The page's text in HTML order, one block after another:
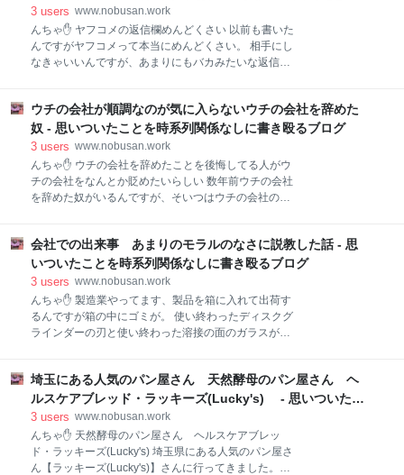
と挽肉とパセリになってます。 玉ネギはフライ
食 実はここで大失敗！ 粉末スープかと思って先にチー
ズ投入してしまいました(/ω＼) とりあえずいつものよ
うに😅 先入れ粉末スープと（先に入れましたが）あと
から入れるチーズのふりかけになります。 かやくは先
す😅 まあ、食べれば同じってことで。 混ぜるとかす
かにチーズの香りが。 麺は普通のスーパーカップの麺
ですね。 すすると味噌とチーズの風味
殴るブログ
3 users www.nobusan.work
んちゃ✋ ヤフコメの返信欄めんどくさい 以前も書いた
んですがヤフコメって本当にめんどくさい。 相手にし
なきゃいいんですが、あまりにもバカみたいな返信が
トしたくなっちゃうんですよね😅 ヤフコメでの出来事
この前のこと、緊急事態宣言が出た後にコロナの東京
都のコロナの感染者（陽性者だと思うが感染者って書
いてあった）が1,000人下回ったってYahoo！ニュース
になってたので、コメントで「検査数が分からないか
ら、人数だけじゃなくて検査数に対して何人かを教え
たがる奴が数人現れました。 ①東京都のサイトで発表
してるから自分で調べろ うん、そんなこと言いたいん
じゃないのよ。 ニュースで発表するのは人数だけじゃ
ウチの会社が順調なのが気に入らないウチの会社を辞めた
奴 - 思いついたことを時系列関係なしに書き殴るブログ
3 users www.nobusan.work
んちゃ✋ ウチの会社を辞めたことを後悔してる人がウ
チの会社をなんとか貶めたいらしい 数年前ウチの会社
を辞めた奴がいるんですが、そいつはウチの会社の社
長に「こんなんじゃやってられません、もう辞めま
す」って辞めていった。 本当は辞めたくなかったんだ
と思う、社長が止めてくれてわがままを聞いてくれる
とでも思ったんでしょう。 そうはいかないです、社長
は一切止める気配もなく「わかった、じゃいつにす
る？」ってすぐに辞めることが決定。 本人は強がって
めた後もウチの会社が気になるらしく、社長がいない
時間帯を見計らってちょいちょい様子見に来てる。 最
近はウチの会社もISO取得したり、HP作ったり組織も
ちゃんとしてき
会社での出来事 あまりのモラルのなさに説教した話 - 思
いついたことを時系列関係なしに書き殴るブログ
3 users www.nobusan.work
んちゃ✋ 製造業やってます、製品を箱に入れて出荷す
るんですが箱の中にゴミが。 使い終わったディスクグ
ラインダーの刃と使い終わった溶接の面のガラスが入
てもいいんですが預かります」って言って全員呼び出
して説教 「誰？こんなん入れたの？」 みんな無言
「いや、入れた奴わかるよね？本当昔からウチの会社
そんなのばっかり、モラルなさすぎ！バカなの？」 バ
カなの？って言っちゃいました😅 「製品入れる箱にゴ
ミ入れるとかありえないから、名乗り出ないならゴミ
埼玉にある人気のパン屋さん 天然酵母のパン屋さん ヘ
ルスケアブレッド・ラッキーズ(Lucky's) - 思いついたこ
とを時系列関係なしに書き殴るブログ
3 users www.nobusan.work
んちゃ✋ 天然酵母のパン屋さん ヘルスケアブレッ
ド・ラッキーズ(Lucky's) 埼玉県にある人気のパン屋さ
ん【ラッキーズ(Lucky's)】さんに行ってきました。